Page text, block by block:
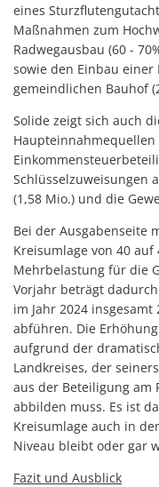
eines
Maßnahmen zum
Radwegausbau (60 -
sowie den Einbau
gemeindlichen Bauhof
Solide zeigt sich auch
Schlüsselzuweisungen
(1,58 Mio.) und die
Bei der Ausgabenseite
Kreisumlage von 40
Mehrbelastung für die
Vorjahr beträgt
im Jahr 2024
abführen. Die
aufgrund der
Landkreises, der
aus der Beteiligung am
abbilden muss. Es ist
Kreisumlage auch in
Niveau bleibt oder gar
Fazit und Ausblick